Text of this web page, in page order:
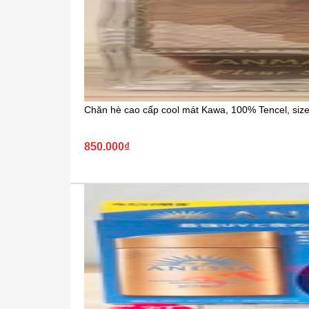
Chăn hè cao cấp cool mát Kawa, 100% Tencel,
850.000₫